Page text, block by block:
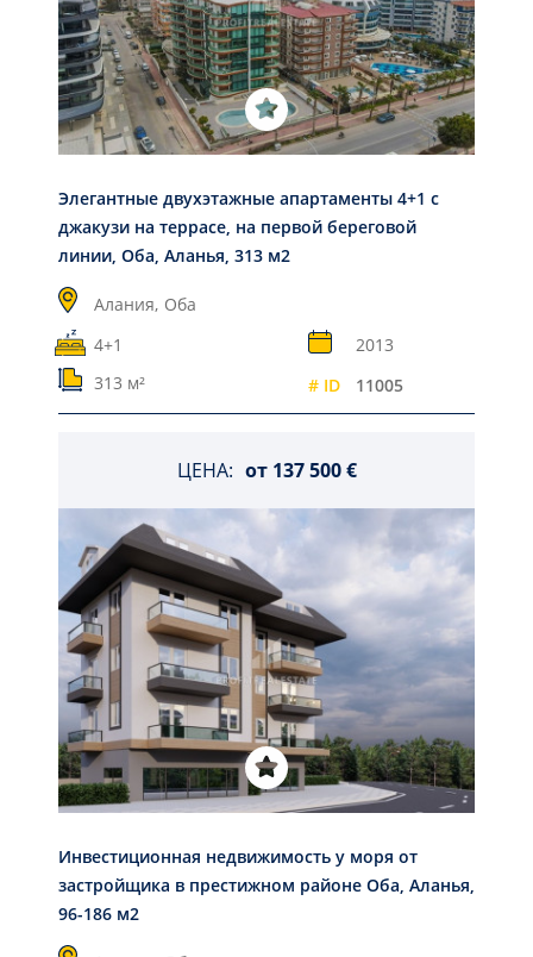
Элегантные двухэтажные апартаменты 4+1 с
джакузи на террасе, на первой береговой
линии, Оба, Аланья, 313 м2
Алания, Оба
4+1
2013
313 м²
# ID 11005
ЦЕНА: от 137 500 €
Инвестиционная недвижимость у моря от
застройщика в престижном районе Оба, Аланья,
96-186 м2